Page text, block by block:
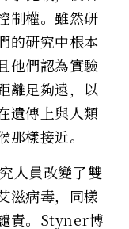
制權。雖然研
的研究中根本
他們認為實驗
離足夠遠，以
遺傳上與人類
樣接近。
人員改變了雙
滋病毒，同樣
責。Styner博